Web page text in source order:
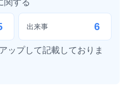
関する
出来事 6
ップして記載しておりま